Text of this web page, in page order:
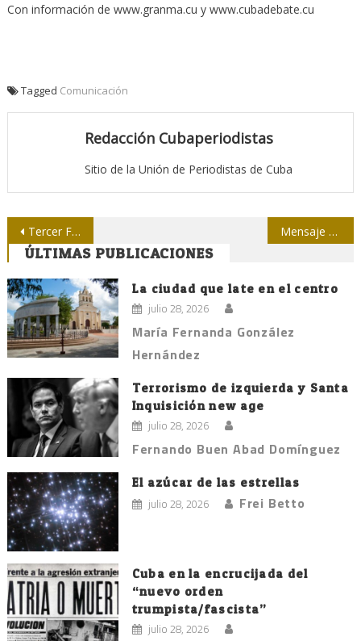
Con información de www.granma.cu y www.cubadebate.cu
Tagged Comunicación
Redacción Cubaperiodistas
Sitio de la Unión de Periodistas de Cuba
Navegación
de
entradas
Tercer Festival integral de la prensa en Santiago de Cuba Mensaje de Raúl al Presidente de la República Bolivariana de Venezuela
ÚLTIMAS PUBLICACIONES
La ciudad que late en el centro
julio 28, 2026
María Fernanda González
Hernández
Terrorismo de izquierda y Santa
Inquisición new age
julio 28, 2026
Fernando Buen Abad Domínguez
El azúcar de las estrellas
julio 28, 2026 Frei Betto
Cuba en la encrucijada del
“nuevo orden
trumpista/fascista”
julio 28, 2026